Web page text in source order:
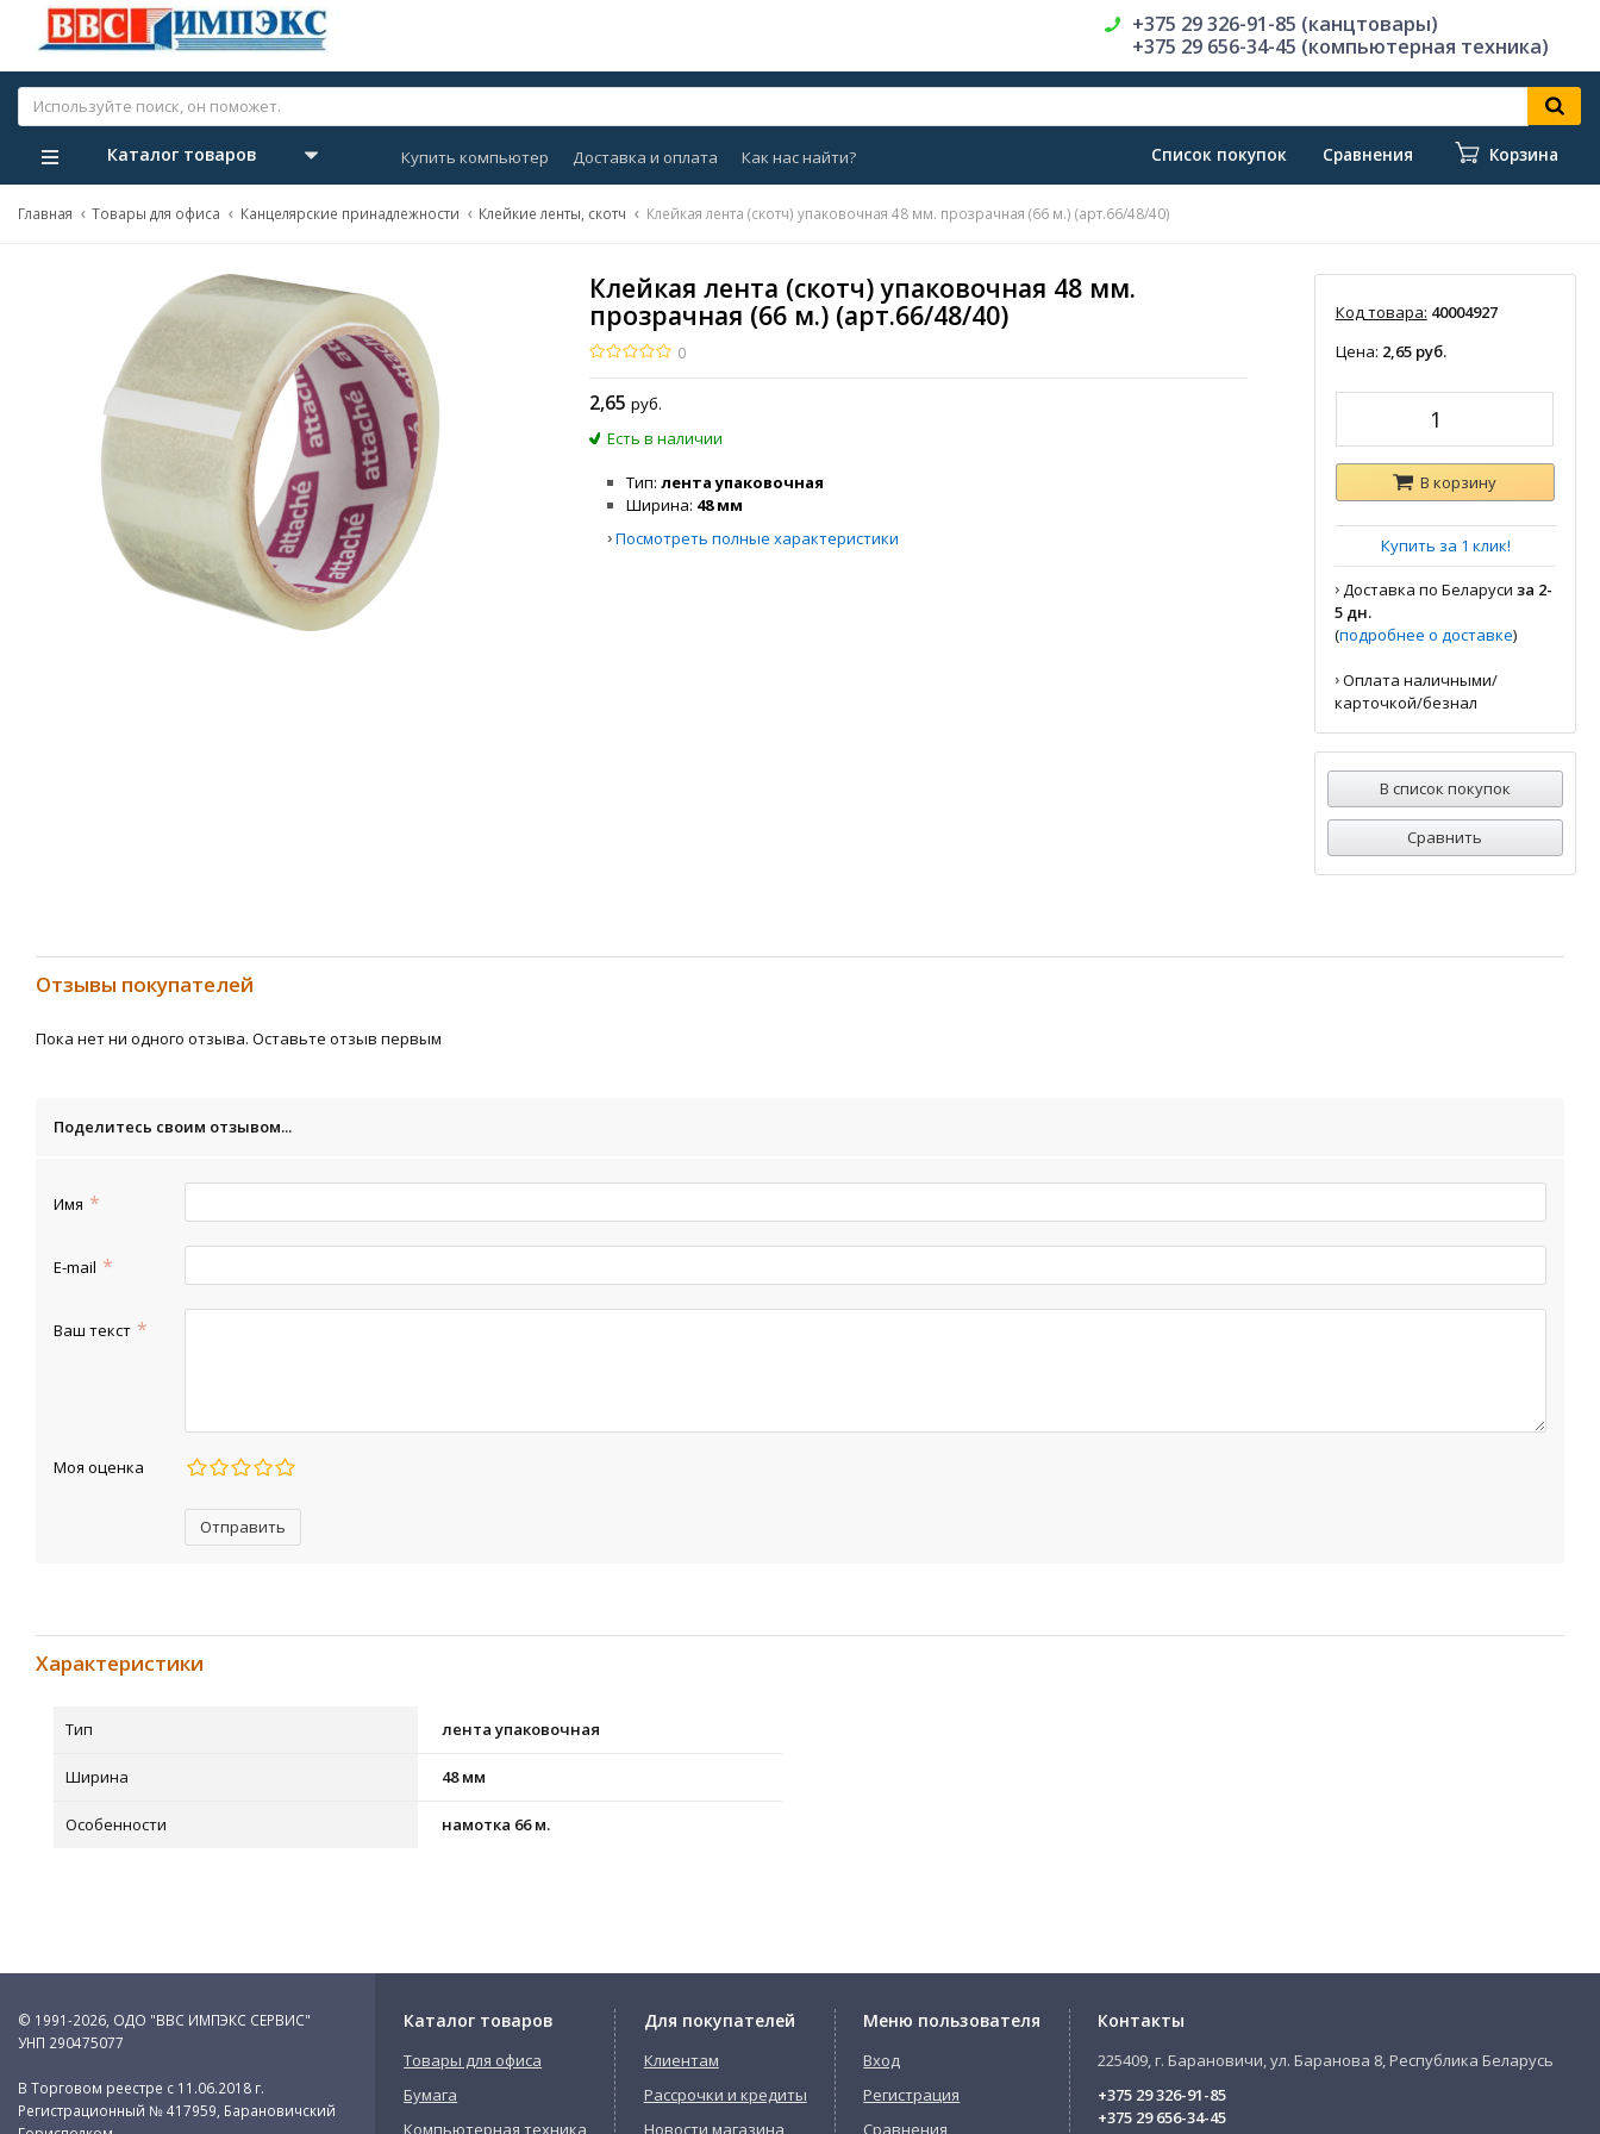
+375 29 326-91-85 (канцтовары)
+375 29 656-34-45 (компьютерная техника)
Каталог товаров Купить компьютер Доставка и оплата Как нас найти? Список покупок Сравнения Корзина
Главная Товары для офиса Канцелярские принадлежности Клейкие ленты, скотч Клейкая лента (скотч) упаковочная 48 мм. прозрачная (66 м.) (арт.66/48/40)
Клейкая лента (скотч) упаковочная 48 мм.
прозрачная (66 м.) (арт.66/48/40)
0
2,65 руб.
Есть в наличии
Тип лента упаковочная
Ширина 48 мм
›Посмотреть полные характеристики
Код товара: 40004927
Цена: 2,65 руб.
В корзину
Купить за 1 клик!
› Доставка по Беларусиза 2-
5 дн.
(подробнее о доставке)
›Оплата наличными/
карточкой/безнал
В список покупок
Сравнить
Отзывы покупателей
Пока нет ни одного отзыва. Оставьте отзыв первым
Поделитесь своим отзывом...
Имя
E-mail
Ваш текст
Моя оценка
Отправить
Характеристики
Тип лента упаковочная
Ширина 48 мм
Особенности намотка 66 м.
© 1991-2026, ОДО "ВВС ИМПЭКС СЕРВИС"
УНП 290475077
В Торговом реестре с 11.06.2018 г.
Регистрационный № 417959, Барановичский
Каталог товаров
Товары для офиса
Бумага
Компьютерная техника
Для покупателей
Клиентам
Рассрочки и кредиты
Новости магазина
Меню пользователя
Вход
Регистрация
Сравнения
Контакты
225409, г. Барановичи, ул. Баранова 8, Республика Беларусь
+375 29 326-91-85
+375 29 656-34-45